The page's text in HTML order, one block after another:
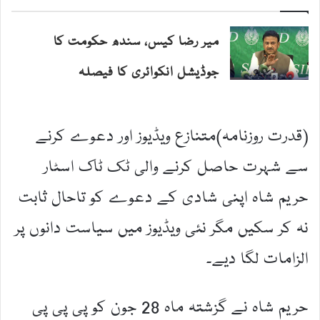
میر رضا کیس، سندھ حکومت کا
جوڈیشل انکوائری کا فیصلہ
(قدرت روزنامہ)متنازع ویڈیوز اور دعوے کرنے
سے شہرت حاصل کرنے والی ٹک ٹاک اسٹار
حریم شاہ اپنی شادی کے دعوے کو تاحال ثابت
نہ کر سکیں مگر نئی ویڈیوز میں سیاست دانوں پر
الزامات لگا دیے۔
حریم شاہ نے گزشتہ ماہ 28 جون کو پی پی پی